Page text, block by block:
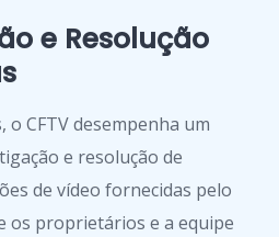
e Resolução
o CFTV desempenha um
e resolução de
de vídeo fornecidas pelo
os proprietários e a equipe